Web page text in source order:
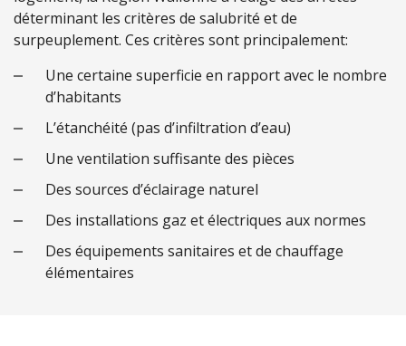
déterminant les critères de salubrité et de
surpeuplement. Ces critères sont principalement:
Une certaine superficie en rapport avec le nombre
d’habitants
L’étanchéité (pas d’infiltration d’eau)
Une ventilation suffisante des pièces
Des sources d’éclairage naturel
Des installations gaz et électriques aux normes
Des équipements sanitaires et de chauffage
élémentaires